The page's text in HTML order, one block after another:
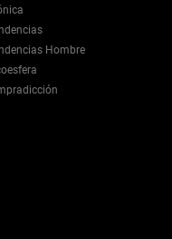
Hombre